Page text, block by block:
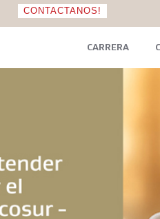
CONTACTANOS!
CARRERA